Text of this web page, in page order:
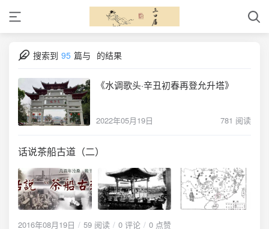
搜索到 95 篇与 的结果
《水调歌头·辛丑初春再登允升塔》
2022年05月19日 781 阅读
话说茶船古道（二）
2016年08月19日 59 阅读 0 评论 0 点赞